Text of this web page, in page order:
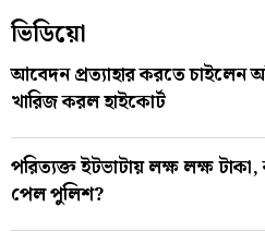
ভিডিয়ো
আবেদন প্রত্যাহার করতে চাইলেন
খারিজ করল হাইকোর্ট
পরিত্যক্ত ইটভাটায় লক্ষ লক্ষ
পেল পুলিশ?